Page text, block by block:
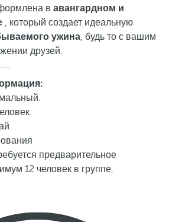
в авангардном и
, который создает идеальную
ужина, будь то с вашим
друзей.
предварительное
12 человек в группе.